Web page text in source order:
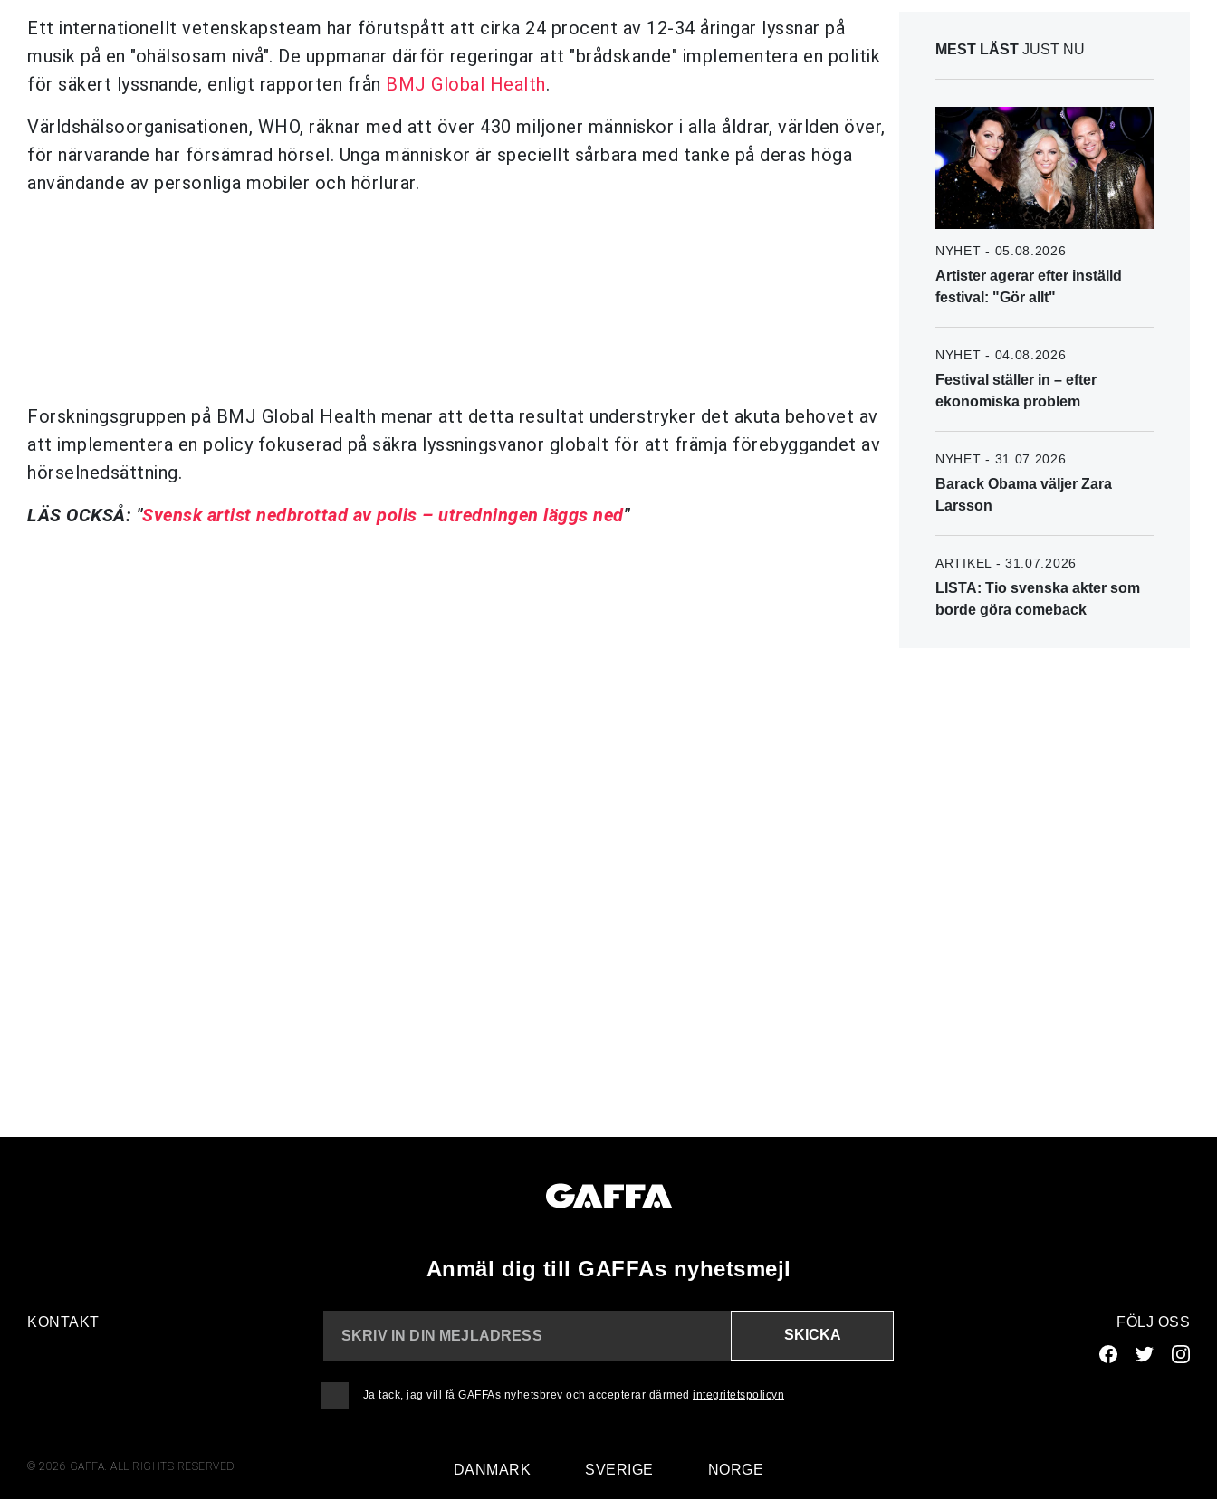
Ett internationellt vetenskapsteam har förutspått att cirka 24 procent av 12-34 åringar lyssnar på
musik på en "ohälsosam nivå". De uppmanar därför regeringar att "brådskande" implementera en politik
för säkert lyssnande, enligt rapporten från BMJ Global Health.
Världshälsoorganisationen, WHO, räknar med att över 430 miljoner människor i alla åldrar, världen över,
för närvarande har försämrad hörsel. Unga människor är speciellt sårbara med tanke på deras höga
användande av personliga mobiler och hörlurar.
Forskningsgruppen på BMJ Global Health menar att detta resultat understryker det akuta behovet av
att implementera en policy fokuserad på säkra lyssningsvanor globalt för att främja förebyggandet av
hörselnedsättning.
LÄS OCKSÅ: "Svensk artist nedbrottad av polis – utredningen läggs ned"
MEST LÄST JUST NU
NYHET - 05.08.2026
Artister agerar efter inställd
festival: "Gör allt"
NYHET - 04.08.2026
Festival ställer in – efter
ekonomiska problem
NYHET - 31.07.2026
Barack Obama väljer Zara
Larsson
ARTIKEL - 31.07.2026
LISTA: Tio svenska akter som
borde göra comeback
Anmäl dig till GAFFAs nyhetsmejl
KONTAKT
SKRIV IN DIN MEJLADRESS
SKICKA
Ja tack, jag vill få GAFFAs nyhetsbrev och accepterar därmed integritetspolicyn
FÖLJ OSS
© 2026 GAFFA. ALL RIGHTS RESERVED DANMARK SVERIGE NORGE